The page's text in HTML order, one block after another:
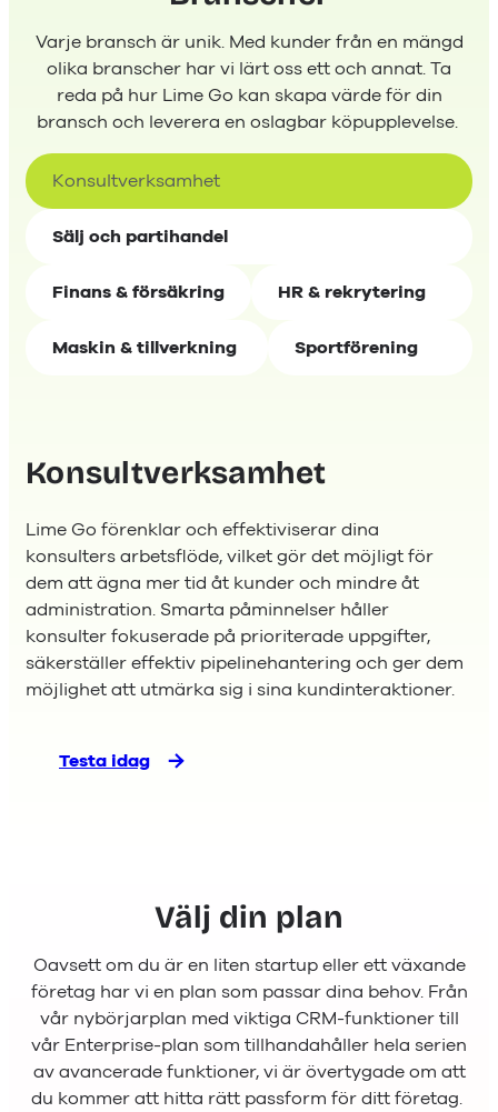
Varje bransch är unik. Med kunder från en mängd
olika branscher har vi lärt oss ett och annat. Ta
reda på hur Lime Go kan skapa värde för din
bransch och leverera en oslagbar köpupplevelse.
Konsultverksamhet
Sälj och partihandel
Finans & försäkring HR & rekrytering
Maskin & tillverkning Sportförening
Konsultverksamhet
Lime Go förenklar och effektiviserar dina
konsulters arbetsflöde, vilket gör det möjligt för
dem att ägna mer tid åt kunder och mindre åt
administration. Smarta påminnelser håller
konsulter fokuserade på prioriterade uppgifter,
säkerställer effektiv pipelinehantering och ger dem
möjlighet att utmärka sig i sina kundinteraktioner.
Testa idag
Välj din plan
Oavsett om du är en liten startup eller ett växande
företag har vi en plan som passar dina behov. Från
vår nybörjarplan med viktiga CRM-funktioner till
vår Enterprise-plan som tillhandahåller hela serien
av avancerade funktioner, vi är övertygade om att
du kommer att hitta rätt passform för ditt företag.